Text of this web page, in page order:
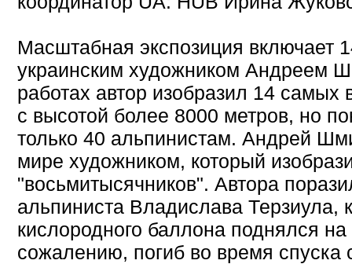
Масштабная экспозиция включает
украинским художником Андреем
работах автор изобразил 14
с высотой более 8000 метров, но
только 40 альпинистам. Андрей
мире художником, который
"восьмитысячников". Автора
альпиниста Владислава Терзиула,
кислородного баллона поднялся
сожалению, погиб во время спуска